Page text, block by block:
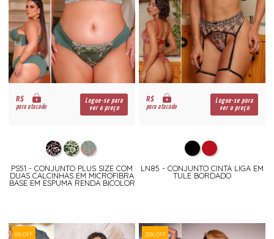
R$
para atacado
Logue-se para
ver o preço
PS51 - CONJUNTO PLUS SIZE COM
DUAS CALCINHAS EM MICROFIBRA
BASE EM ESPUMA RENDA BICOLOR
R$
para atacado
Logue-se para
ver o preço
LN85 - CONJUNTO CINTA LIGA EM
TULE BORDADO
6% OFF 20% OFF